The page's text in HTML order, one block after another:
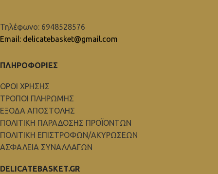
Τηλέφωνο: 6948528576
Email: delicatebasket@gmail.com
ΠΛΗΡΟΦΟΡΙΕΣ
ΟΡΟΙ ΧΡΗΣΗΣ
ΤΡΟΠΟΙ ΠΛΗΡΩΜΗΣ
ΕΞΟΔΑ ΑΠΟΣΤΟΛΗΣ
ΠΟΛΙΤΙΚΗ ΠΑΡΑΔΟΣΗΣ ΠΡΟΪΟΝΤΩΝ
ΠΟΛΙΤΙΚΗ ΕΠΙΣΤΡΟΦΩΝ/ΑΚΥΡΩΣΕΩΝ
ΑΣΦΑΛΕΙΑ ΣΥΝΑΛΛΑΓΩΝ
DELICATEBASKET.GR